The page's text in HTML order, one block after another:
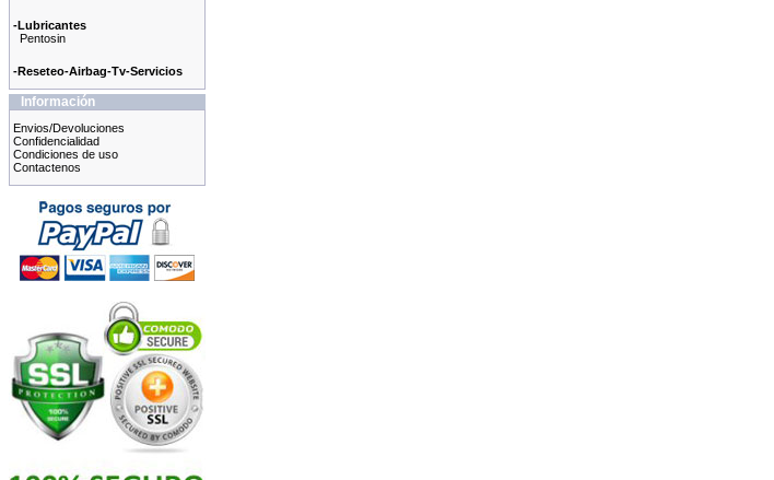
-Lubricantes
Pentosin
-Reseteo-Airbag-Tv-Servicios
Información
Envios/Devoluciones
Confidencialidad
Condiciones de uso
Contactenos